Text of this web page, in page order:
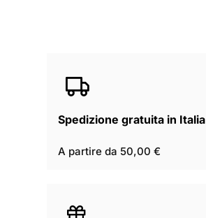
Spedizione gratuita in Italia
A partire da 50,00 €